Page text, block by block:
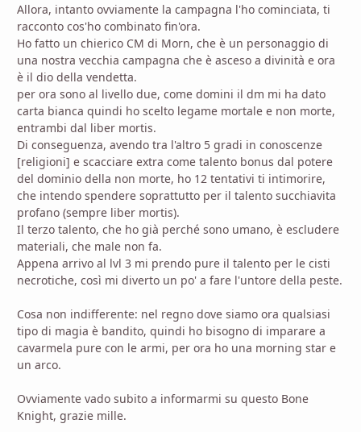
Allora, intanto ovviamente la campagna l'ho cominciata, ti
racconto cos'ho combinato fin'ora.
Ho fatto un chierico CM di Morn, che è un personaggio di
una nostra vecchia campagna che è asceso a divinità e ora
è il dio della vendetta.
per ora sono al livello due, come domini il dm mi ha dato
carta bianca quindi ho scelto legame mortale e non morte,
entrambi dal liber mortis.
Di conseguenza, avendo tra l'altro 5 gradi in conoscenze
[religioni] e scacciare extra come talento bonus dal potere
del dominio della non morte, ho 12 tentativi ti intimorire,
che intendo spendere soprattutto per il talento succhiavita
profano (sempre liber mortis).
Il terzo talento, che ho già perché sono umano, è escludere
materiali, che male non fa.
Appena arrivo al lvl 3 mi prendo pure il talento per le cisti
necrotiche, così mi diverto un po' a fare l'untore della peste.
Cosa non indifferente: nel regno dove siamo ora qualsiasi
tipo di magia è bandito, quindi ho bisogno di imparare a
cavarmela pure con le armi, per ora ho una morning star e
un arco.
Ovviamente vado subito a informarmi su questo Bone
Knight, grazie mille.